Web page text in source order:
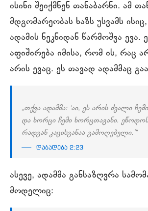
ისინი შეიქმნენ თანაბარნი. ამ
მდგომარეობას ხაზს უსვამს
ადამის ნეკნიდან წარმოშვა
აფიშირება იმისა, რომ ის, რაც
არის ევაც. ეს თავად ადამმაც
„თქვა ადამმა: ‘აი, ეს არის ძვალი
და ხორცი ჩემი ხორცთაგანი. ეწოდოს
რადგან კაცისგანაა გამოღებული.’“
დაბადება 2:23
ასევე, ადამმა განსაზღვრა
მოდელიც: